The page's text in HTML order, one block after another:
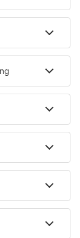
in Neubrücke